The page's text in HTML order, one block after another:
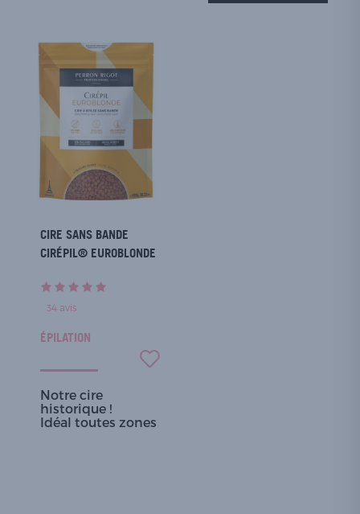
CIRE SANS BANDE
CIRÉPIL® EUROBLONDE
34 avis
ÉPILATION
Notre cire
historique !
Idéal toutes zones